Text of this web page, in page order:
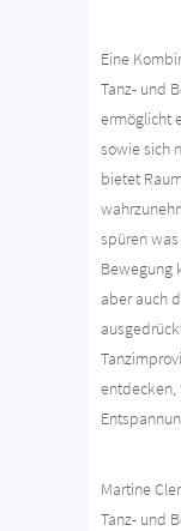
Eine
Tanz- und
ermöglicht
sowie sich
bietet
spüren
Bewegung
aber auch
entdecken,
Martine
Tanz- und